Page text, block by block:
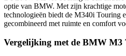
optie van BMW. Met zijn krachtige
technologieën biedt de M340i Touring
gecombineerd met ruimte en comfort
Vergelijking met de BMW M3